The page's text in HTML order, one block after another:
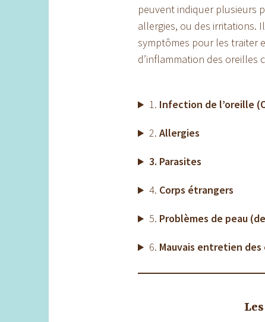
peuvent indiquer plusieurs
allergies, ou des irritations.
symptômes pour les traiter
d’inflammation des oreilles
1. Infection de l’oreille
2.Allergies
3. Parasites
4. Corps étrangers
5. Problèmes de peau
6. Mauvais entretien des